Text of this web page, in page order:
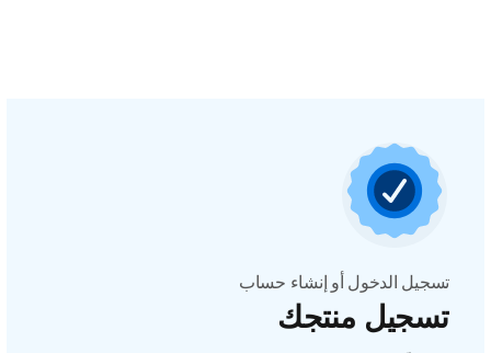
تسجيل الدخول أو إنشاء حساب
تسجيل منتجك